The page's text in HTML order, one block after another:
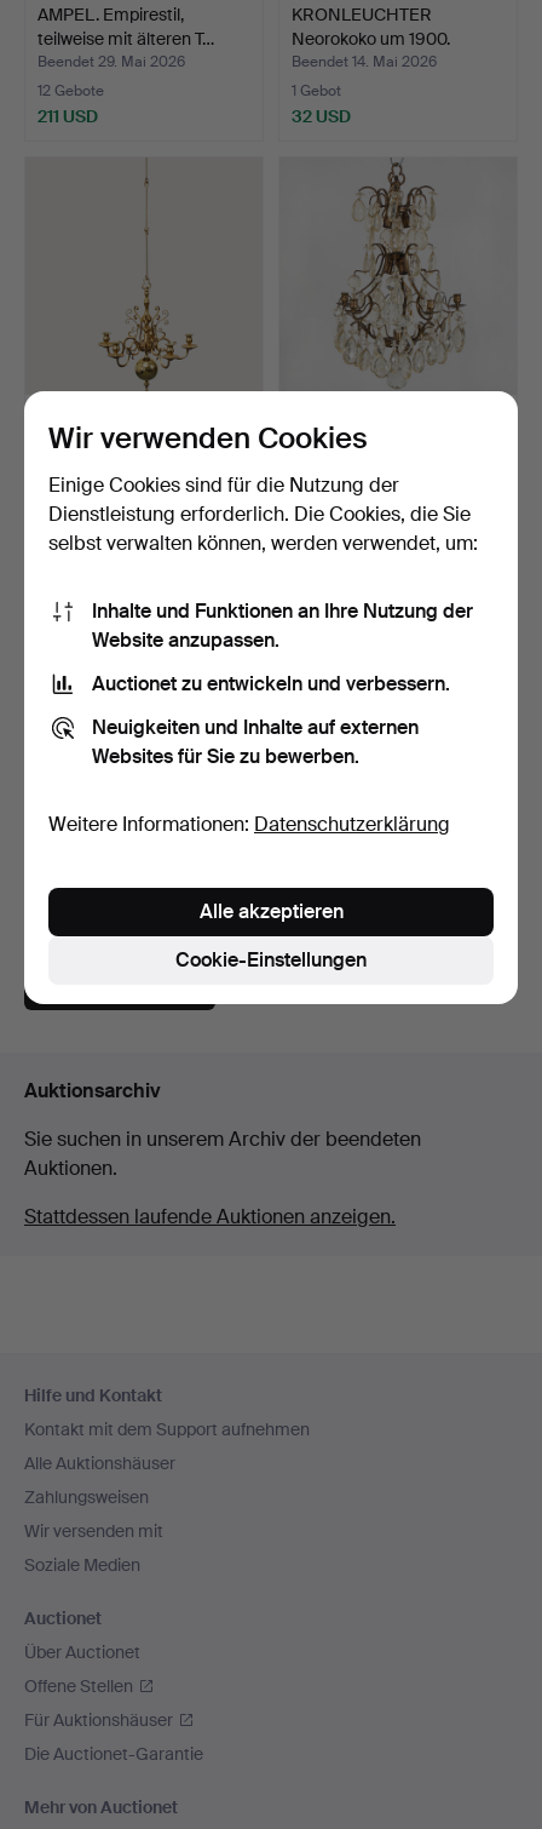
AMPEL. Empirestil,
teilweise mit älteren T…
Beendet 29. Mai 2026
12 Gebote
211 USD
KRONLEUCHTER
Neorokoko um 1900.
Beendet 14. Mai 2026
1 Gebot
32 USD
Barock-Kronleuchter von
Skultuna, zweite H…
10 Gebote
159 USD
Barocker Kronleuchter, 20.
Jahrhundert.
12 Gebote
98 USD
Barocker Kronleuchter, 20.
85 USD
Auktionsarchiv
Sie suchen in unserem Archiv der beendeten
Auktionen.
Stattdessen laufende Auktionen anzeigen.
Navigation
Hilfe und Kontakt
Kontakt mit dem Support aufnehmen
Alle Auktionshäuser
Zahlungsweisen
Wir versenden mit
Soziale Medien
Auctionet
Über Auctionet
Offene Stellen
Für Auktionshäuser
Die Auctionet-Garantie
Mehr von Auctionet
Wir verwenden Cookies
Einige Cookies sind für die Nutzung der
Dienstleistung erforderlich. Die Cookies, die Sie
selbst verwalten können, werden verwendet, um:
Inhalte und Funktionen an Ihre Nutzung der
Website anzupassen.
Auctionet zu entwickeln und verbessern.
Neuigkeiten und Inhalte auf externen
Websites für Sie zu bewerben.
Weitere Informationen: Datenschutzerklärung
Cookie-Einstellungen
Alle akzeptieren